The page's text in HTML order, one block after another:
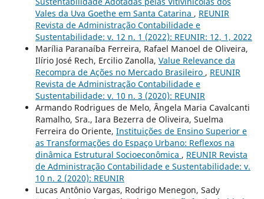
Vales da Uva Goethe em Santa Catarina , REUNIR
Revista de Administração Contabilidade e
Sustentabilidade: v. 12 n. 1 (2022): REUNIR: 12, 1, 2022
Marília Paranaíba Ferreira, Rafael Manoel de Oliveira,
Ilírio José Rech, Ercilio Zanolla, Value Relevance da
Recompra de Ações no Mercado Brasileiro , REUNIR
Revista de Administração Contabilidade e
Sustentabilidade: v. 10 n. 3 (2020): REUNIR
Armando Rodrigues de Melo, Ângela Maria Cavalcanti
Ramalho, Sra., Iara Bezerra de Oliveira, Suelma
Ferreira do Oriente, Instituições de Ensino Superior e
as Transformações do Espaço Urbano: Reflexos na
dinâmica Estrutural Socioeconômica , REUNIR Revista
de Administração Contabilidade e Sustentabilidade: v.
10 n. 2 (2020): REUNIR
Lucas Antônio Vargas, Rodrigo Menegon, Sady